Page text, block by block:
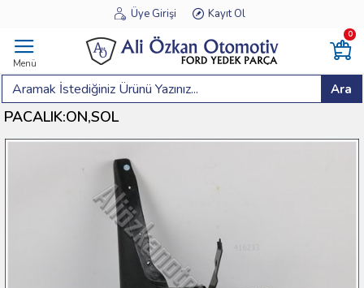
Üye Girişi Kayıt Ol
Menü
0
Ara
PACALIK:ON,SOL